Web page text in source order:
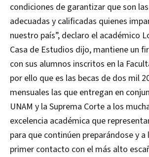
condiciones de garantizar que son
adecuadas y calificadas quienes
nuestro país”, declaro el académico
Casa de Estudios dijo, mantiene un
con sus alumnos inscritos en la
por ello que es las becas de dos mil
mensuales las que entregan en
UNAM y la Suprema Corte a los
excelencia académica que
para que continúen preparándose y a
primer contacto con el más alto